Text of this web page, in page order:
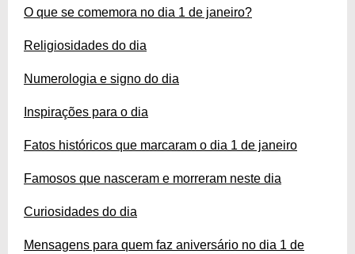
O que se comemora no dia 1 de janeiro?
Religiosidades do dia
Numerologia e signo do dia
Inspirações para o dia
Fatos históricos que marcaram o dia 1 de janeiro
Famosos que nasceram e morreram neste dia
Curiosidades do dia
Mensagens para quem faz aniversário no dia 1 de